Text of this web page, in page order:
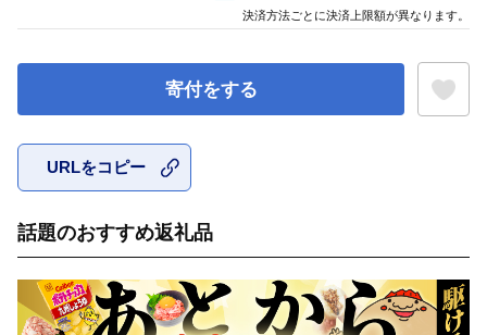
寄付をする
URLをコピー
話題のおすすめ返礼品
決済方法ごとに決済上限額が異なります。